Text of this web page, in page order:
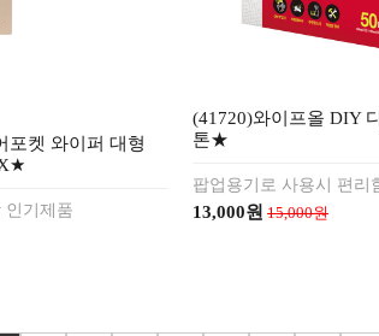
포켓 와이퍼 대형
인기제품
(41720)와이프올 DIY
톤★
팝업용기로 사용시 편리
13,000원 15,000원